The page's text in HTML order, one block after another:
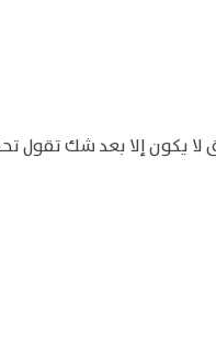
يكون إلا بعد شك تقول